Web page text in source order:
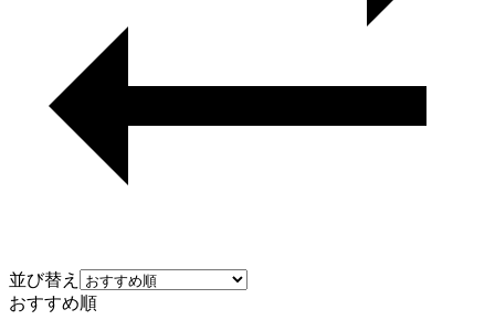
並び替え
おすすめ順